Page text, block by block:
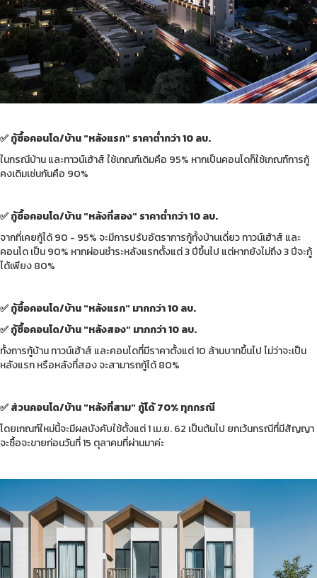
✅ กู้ซื้อคอนโด/บ้าน "หลังแรก" ราคาต่ำกว่า 10 ลบ.
ในกรณีบ้าน และทาวน์เฮ้าส์ ใช้เกณฑ์เดิมคือ 95% หากเป็นคอนโดก็ใช้เกณฑ์การกู้
คงเดิมเช่นกันคือ 90%
✅ กู้ซื้อคอนโด/บ้าน "หลังที่สอง" ราคาต่ำกว่า 10 ลบ.
จากที่เคยกู้ได้ 90 - 95% จะมีการปรับอัตราการกู้ทั้งบ้านเดี่ยว ทาวน์เฮ้าส์ และ
คอนโด เป็น 90% หากผ่อนชำระหลังแรกตั้งแต่ 3 ปีขึ้นไป แต่หากยังไม่ถึง 3 ปีจะกู้
ได้เพียง 80%
✅ กู้ซื้อคอนโด/บ้าน "หลังแรก" มากกว่า 10 ลบ.
✅ กู้ซื้อคอนโด/บ้าน "หลังสอง" มากกว่า 10 ลบ.
ทั้งการกู้บ้าน ทาวน์เฮ้าส์ และคอนโดที่มีราคาตั้งแต่ 10 ล้านบาทขึ้นไป ไม่ว่าจะเป็น
หลังแรก หรือหลังที่สอง จะสามารถกู้ได้ 80%
✅ ส่วนคอนโด/บ้าน "หลังที่สาม" กู้ได้ 70% ทุกกรณี
โดยเกณฑ์ใหม่นี้จะมีผลบังคับใช้ตั้งแต่ 1 เม.ย. 62 เป็นต้นไป ยกเว้นกรณีที่มีสัญญา
จะซื้อจะขายก่อนวันที่ 15 ตุลาคมที่ผ่านมาค่ะ